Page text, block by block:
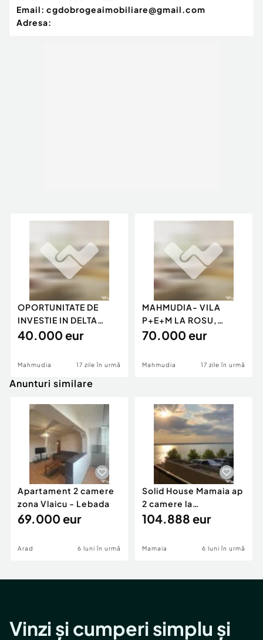
Email: cgdobrogeaimobiliare@gmail.com
Adresa:
OPORTUNITATE DE
INVESTIE IN DELTA
DUNARII-TEREN
40.000 eur
Mahmudia 17 zile în urmă
MAHMUDIA- VILA
P+E+M LA ROSU,
TEREN 1250 MP
70.000 eur
Mahmudia 17 zile în urmă
Anunturi similare
Apartament 2 camere
zona Vlaicu - Lebada
69.000 eur
Arad 6 luni în urmă
Solid House Mamaia ap
2 camere la
cheie,langa Mega
104.888 eur
Mamaia 6 luni în urmă
Vinzi și cumperi simplu și